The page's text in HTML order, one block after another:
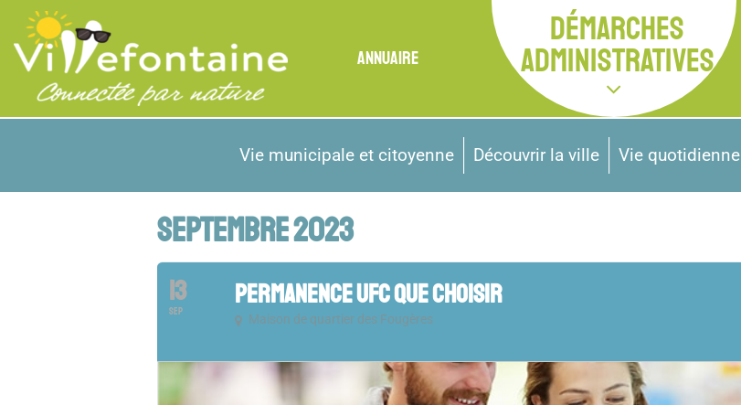
ANNUAIRE
DÉMARCHES
ADMINISTRATIVES
Vie municipale et citoyenne Découvrir la ville Vie quotidienne
SEPTEMBRE 2023
13
SEP
PERMANENCE UFC QUE CHOISIR
Maison de quartier des Fougères